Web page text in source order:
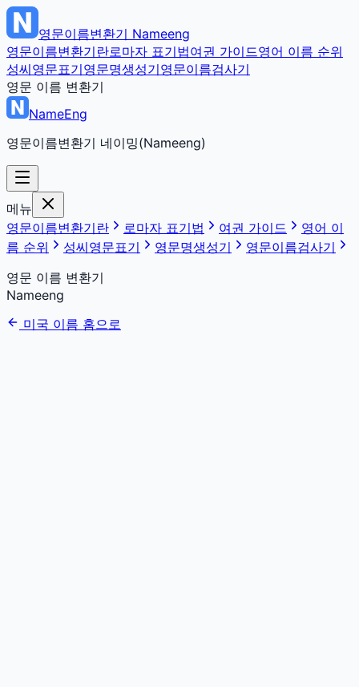
영문이름변환기 Nameeng
영문이름변환기란로마자 표기법여권 가이드영어 이름 순위
성씨영문표기영문명생성기영문이름검사기
영문 이름 변환기
NameEng
영문이름변환기 네이밍(Nameeng)
메뉴
영문이름변환기란
로마자 표기법 여권 가이드
영어 이
름 순위
성씨영문표기 영문명생성기
영문이름검사기
영문 이름 변환기
Nameeng
미국 이름 홈으로